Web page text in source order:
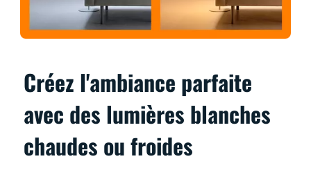
Créez l'ambiance parfaite
avec des lumières blanches
chaudes ou froides